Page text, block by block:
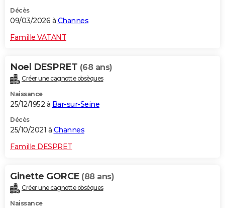
GUIDES D'ACHAT
Carte de Noël
Carte Bonne année
Carte Saint-Valentin
Carte Pâques
Carte d'anniversaire
DICTIONNAIRE
Dictionnaire
Biographies
Citations
Expressions
Proverbes
PROGRAMME TV
S'inscrire
Se connecter
Lycées
Collèges
Primaires
Universités
Entreprises
Service militaire
Avis de recherche
AVIS DE DÉCÈS
FORUM
Bricolage
Lifestyle
Culture
Sport
Auto
Television
Voyage
Cinema
Décès
09/03/2026 à Channes
Famille VATANT
Noel DESPRET (68 ans)
Créer une cagnotte obsèques
Naissance
25/12/1952 à Bar-sur-Seine
Décès
25/10/2021 à Channes
Famille DESPRET
Ginette GORCE (88 ans)
Créer une cagnotte obsèques
Naissance